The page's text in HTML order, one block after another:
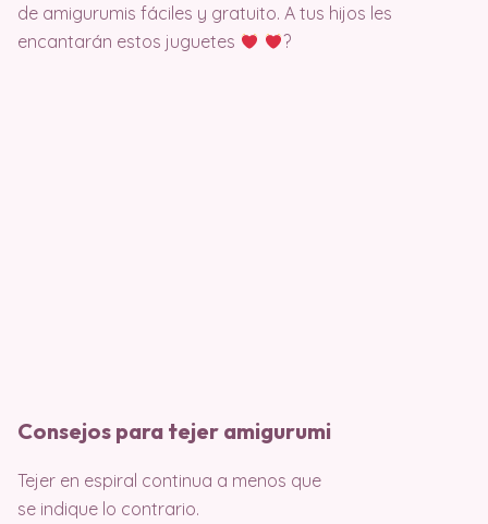
de amigurumis fáciles y gratuito. A tus hijos les
encantarán estos juguetes
?
Consejos para tejer amigurumi
Tejer en espiral continua a menos que
se indique lo contrario.